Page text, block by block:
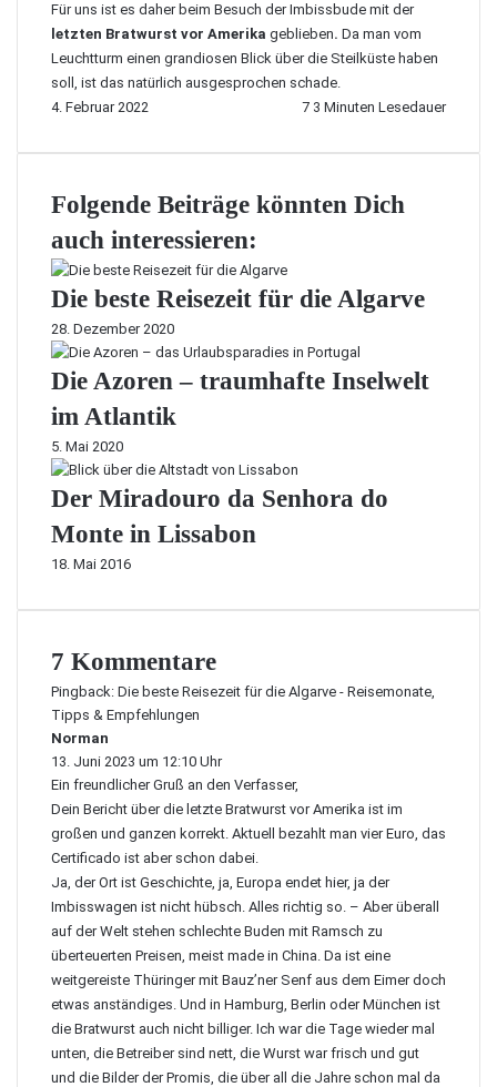
Für uns ist es daher beim Besuch der Imbissbude mit der
letzten Bratwurst vor Amerika geblieben. Da man vom
Leuchtturm einen grandiosen Blick über die Steilküste haben
soll, ist das natürlich ausgesprochen schade.
4. Februar 2022
7 3 Minuten Lesedauer
Folgende Beiträge könnten Dich
auch interessieren:
Die beste Reisezeit für die Algarve
28. Dezember 2020
Die Azoren – traumhafte Inselwelt
im Atlantik
5. Mai 2020
Der Miradouro da Senhora do
Monte in Lissabon
18. Mai 2016
7 Kommentare
Pingback: Die beste Reisezeit für die Algarve - Reisemonate,
Tipps & Empfehlungen
Norman
a
g
t
:
13. Juni 2023 um 12:10 Uhr
Ein freundlicher Gruß an den Verfasser,
Dein Bericht über die letzte Bratwurst vor Amerika ist im
großen und ganzen korrekt. Aktuell bezahlt man vier Euro, das
Certificado ist aber schon dabei.
Ja, der Ort ist Geschichte, ja, Europa endet hier, ja der
Imbisswagen ist nicht hübsch. Alles richtig so. – Aber überall
auf der Welt stehen schlechte Buden mit Ramsch zu
überteuerten Preisen, meist made in China. Da ist eine
weitgereiste Thüringer mit Bauz’ner Senf aus dem Eimer doch
etwas anständiges. Und in Hamburg, Berlin oder München ist
die Bratwurst auch nicht billiger. Ich war die Tage wieder mal
unten, die Betreiber sind nett, die Wurst war frisch und gut
und die Bilder der Promis, die über all die Jahre schon mal da